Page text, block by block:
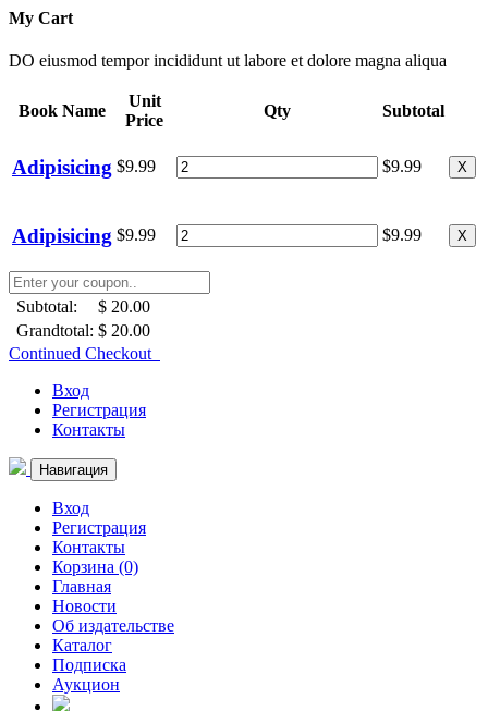
My Cart
DO eiusmod tempor incididunt ut labore et dolore magna aliqua
Book Name
Unit
Price
Qty Subtotal
Adipisicing $9.99 $9.99 X
Adipisicing $9.99 $9.99 X
Subtotal:
$ 20.00
Grandtotal: $ 20.00
Continued Checkout
Вход
Регистрация
Контакты
Навигация
Вход
Регистрация
Контакты
Корзина (0)
Главная
Новости
Об издательстве
Каталог
Подписка
Аукцион